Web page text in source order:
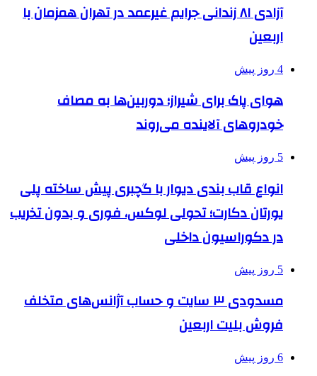
آزادی ۸۱ زندانی جرایم غیرعمد در تهران همزمان با
اربعین
4 روز پیش
هوای پاک برای شیراز؛ دوربین‌ها به مصاف
خودروهای آلاینده می‌روند
5 روز پیش
انواع قاب بندی دیوار با گچبری پیش ساخته پلی
یورتان دکارت؛ تحولی لوکس، فوری و بدون تخریب
در دکوراسیون داخلی
5 روز پیش
مسدودی ۳ سایت و حساب آژانس‌های متخلف
فروش بلیت اربعین
6 روز پیش